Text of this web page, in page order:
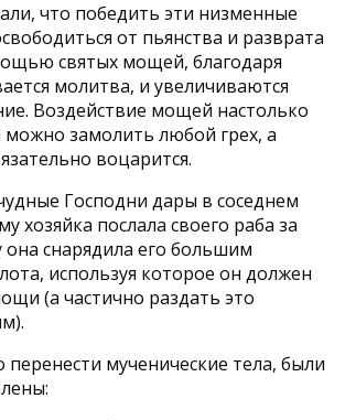
что победить эти низменные
от пьянства и разврата
святых мощей, благодаря
молитва, и увеличиваются
Воздействие мощей настолько
можно замолить любой грех, а
воцарится.
Господни дары в соседнем
хозяйка послала своего раба за
снарядила его большим
используя которое он должен
(а частично раздать это
мученические тела, были